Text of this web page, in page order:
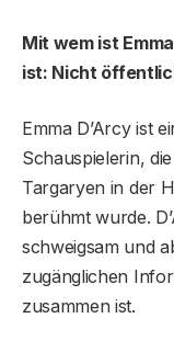
Mit wem ist
ist: Nicht
Emma D’Arcy ist
Schauspielerin,
Targaryen in der
berühmt wurde.
schweigsam und
zugänglichen
zusammen ist.